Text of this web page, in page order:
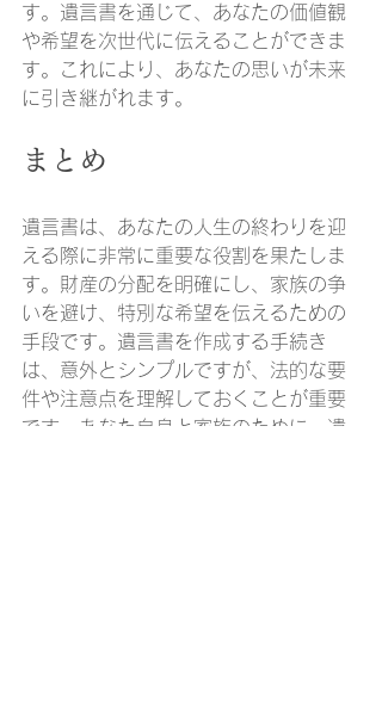
す。遺言書を通じて、あなたの価値観
や希望を次世代に伝えることができま
す。これにより、あなたの思いが未来
に引き継がれます。
まとめ
遺言書は、あなたの人生の終わりを迎
える際に非常に重要な役割を果たしま
す。財産の分配を明確にし、家族の争
いを避け、特別な希望を伝えるための
手段です。遺言書を作成する手続き
は、意外とシンプルですが、法的な要
件や注意点を理解しておくことが重要
です。あなた自身と家族のために、遺